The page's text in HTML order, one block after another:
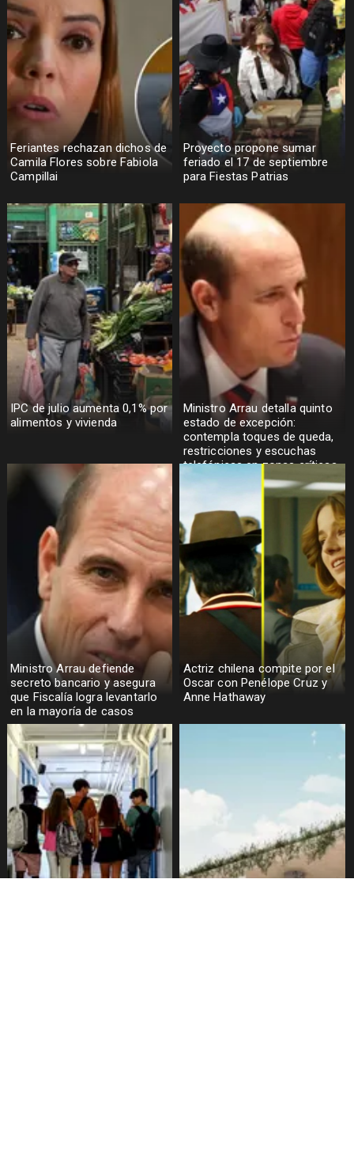
Feriantes rechazan dichos de
Camila Flores sobre Fabiola
Campillai
Proyecto propone sumar
feriado el 17 de septiembre
para Fiestas Patrias
IPC de julio aumenta 0,1% por
alimentos y vivienda
Ministro Arrau detalla quinto
estado de excepción:
contempla toques de queda,
restricciones y escuchas
telefónicas en zonas críticas
Ministro Arrau defiende
secreto bancario y asegura
que Fiscalía logra levantarlo
en la mayoría de casos
Actriz chilena compite por el
Oscar con Penélope Cruz y
Anne Hathaway